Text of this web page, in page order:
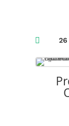
 26